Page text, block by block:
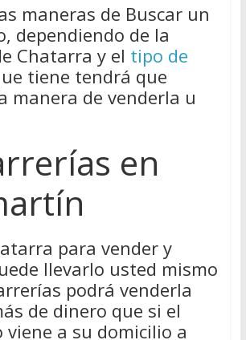
maneras de Buscar un
dependiendo de la
Chatarra y el tipo de
tiene tendrá que
manera de venderla u
en
para vender y
llevarlo usted mismo
podrá venderla
de dinero que si el
a su domicilio a